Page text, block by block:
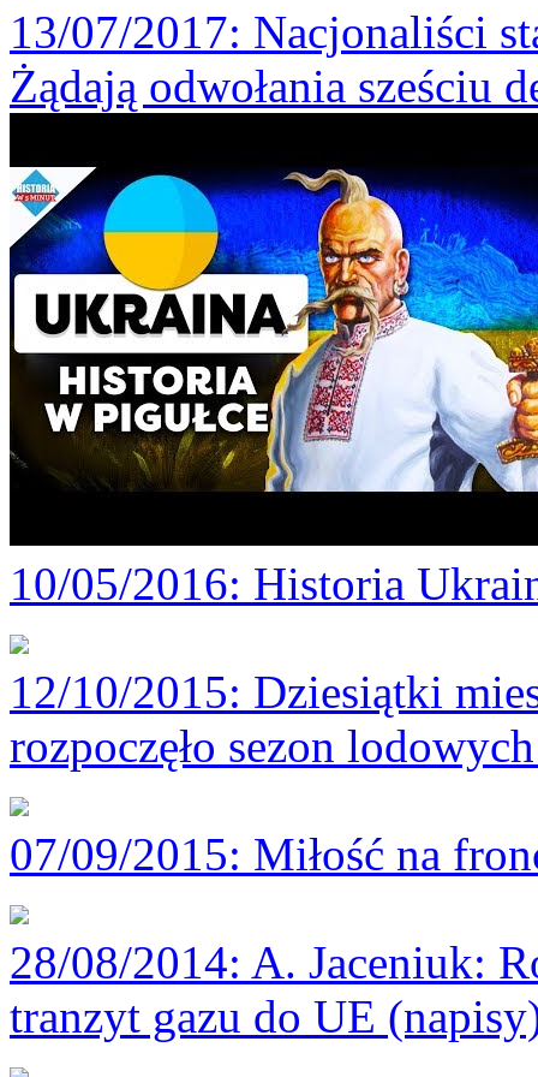
13/07/2017: Nacjonaliści
Żądają odwołania sześciu
10/05/2016: Historia
12/10/2015: Dziesiątki
rozpoczęło sezon
07/09/2015: Miłość na
28/08/2014: A. Jaceniuk:
tranzyt gazu do UE